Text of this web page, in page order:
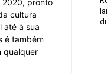
cultura
até à sua
é também
qualquer